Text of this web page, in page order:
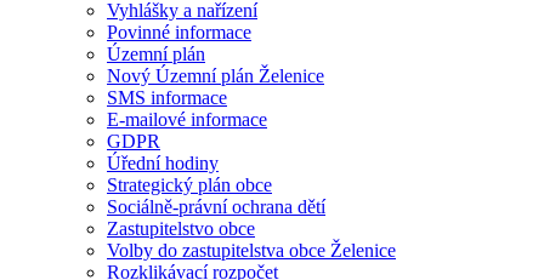
Vyhlášky a nařízení
Povinné informace
Územní plán
Nový Územní plán Želenice
SMS informace
E-mailové informace
GDPR
Úřední hodiny
Strategický plán obce
Sociálně-právní ochrana dětí
Zastupitelstvo obce
Volby do zastupitelstva obce Želenice
Rozklikávací rozpočet